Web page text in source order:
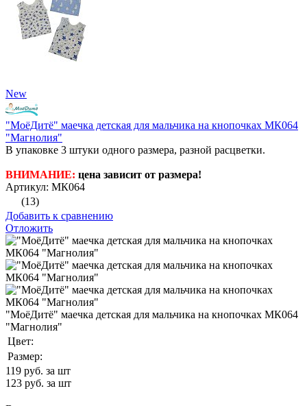
New
"МоёДитё" маечка детская для мальчика на кнопочках МК064
"Магнолия"
В упаковке 3 штуки одного размера, разной расцветки.
ВНИМАНИЕ: цена зависит от размера!
Артикул: МК064
(13)
Добавить к сравнению
Отложить
"МоёДитё" маечка детская для мальчика на кнопочках МК064
"Магнолия"
Цвет:
Размер:
119 руб. за шт
123 руб. за шт